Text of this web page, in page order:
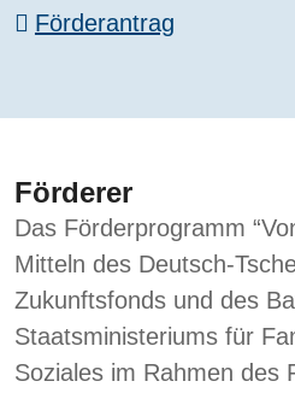
Förderantrag
Förderer
Das Förderprogramm
Mitteln des Deutsch-
Zukunftsfonds und des
Staatsministeriums für
Soziales im Rahmen des